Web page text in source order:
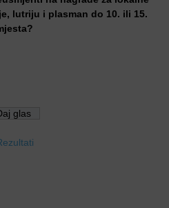
lutriju i plasman do 10. ili 15.